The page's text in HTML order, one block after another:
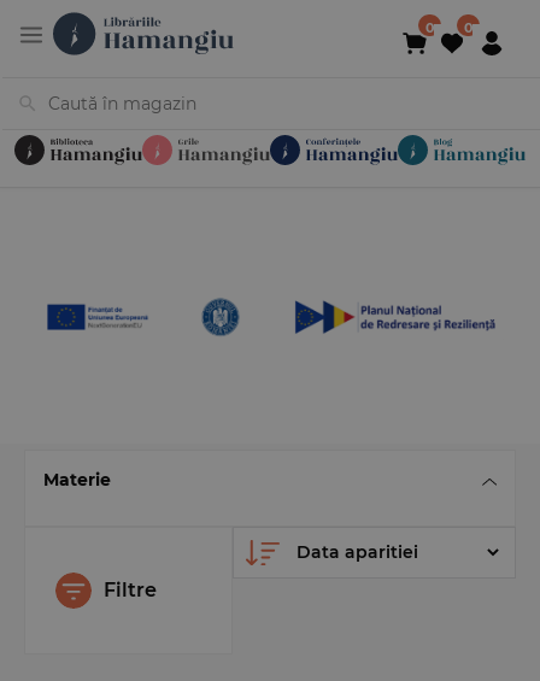
Materie
Filtre